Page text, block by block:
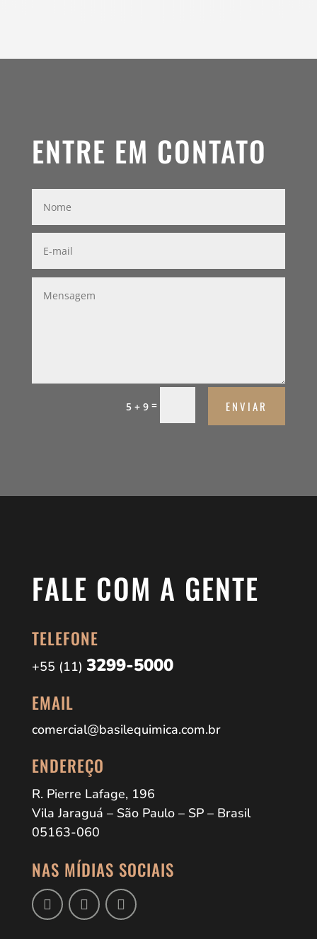
ENTRE EM CONTATO
5 + 9 = ENVIAR
FALE COM A GENTE
TELEFONE
+55 (11) 3299-5000
EMAIL
comercial@basilequimica.com.br
ENDEREÇO
R. Pierre Lafage, 196
Vila Jaraguá – São Paulo – SP – Brasil
05163-060
NAS MÍDIAS SOCIAIS